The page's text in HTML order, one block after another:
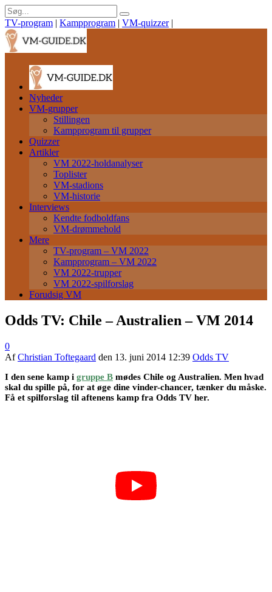
TV-program | Kampprogram | VM-quizzer |
Nyheder
VM-grupper
Stillingen
Kampprogram til grupper
Quizzer
Artikler
VM 2022-holdanalyser
Toplister
VM-stadions
VM-historie
Interviews
Kendte fodboldfans
VM-drømmehold
Mere
TV-program – VM 2022
Kampprogram – VM 2022
VM 2022-trupper
VM 2022-spilforslag
Forudsig VM
Odds TV: Chile – Australien – VM 2014
0
AfChristian Toftegaard den 13. juni 2014 12:39 Odds TV
I den sene kamp i gruppe B mødes Chile og Australien. Men hvad
skal du spille på, for at øge dine vinder-chancer, tænker du måske.
Få et spilforslag til aftenens kamp fra Odds TV her.